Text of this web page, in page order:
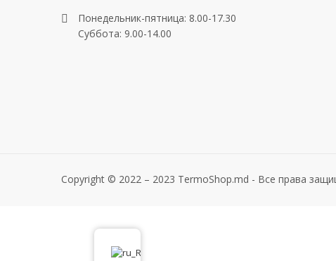
Понедельник-пятница: 8.00-17.30
Суббота: 9.00-14.00
Copyright © 2022 – 2023 TermoShop.md - Все права